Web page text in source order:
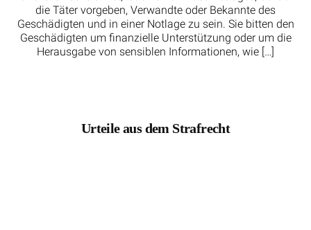
die Täter vorgeben, Verwandte oder Bekannte des
Geschädigten und in einer Notlage zu sein. Sie bitten den
Geschädigten um finanzielle Unterstützung oder um die
Herausgabe von sensiblen Informationen, wie […]
Urteile aus dem Strafrecht